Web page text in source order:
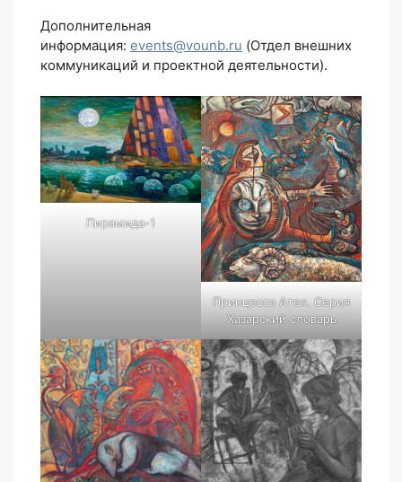
Дополнительная
информация: events@vounb.ru (Отдел внешних
коммуникаций и проектной деятельности).
Пирамида-1
Принцесса Атех. Серия
Хазарский словарь